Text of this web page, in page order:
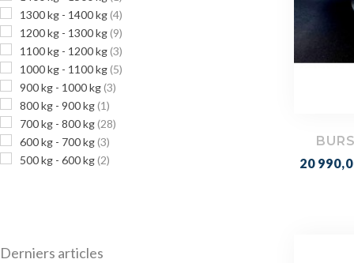
1300 kg - 1400 kg(4)
1200 kg - 1300 kg(9)
1100 kg - 1200 kg(3)
1000 kg - 1100 kg(5)
900 kg - 1000 kg(3)
800 kg - 900 kg(1)
700 kg - 800 kg(28)
600 kg - 700 kg(3)
500 kg - 600 kg(2)
Derniers articles
Prix
20